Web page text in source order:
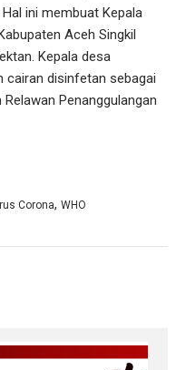
ini membuat Kepala
Aceh Singkil
Kepala desa
cairan disinfetan sebagai
Penanggulangan
Corona,WHO